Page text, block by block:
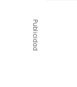
Publicidad